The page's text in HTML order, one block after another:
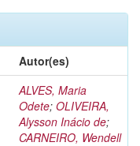
Autor(es)
ALVES, Maria
Odete; OLIVEIRA,
Alysson Inácio de;
CARNEIRO, Wendell